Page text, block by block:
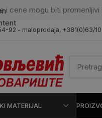
i cene mogu biti
92 - maloprodaja, +381(0)63/
MATERIJAL